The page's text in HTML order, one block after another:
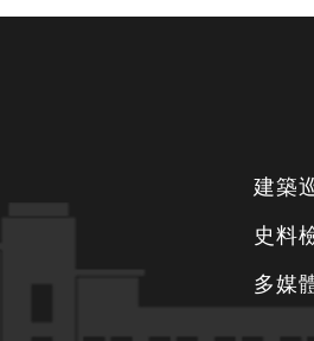
建築
史料
多媒